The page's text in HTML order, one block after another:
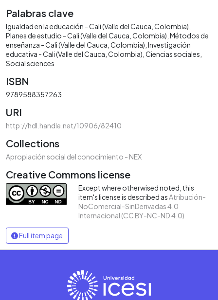
Palabras clave
Igualdad en la educación - Cali (Valle del Cauca, Colombia)
Planes de estudio - Cali (Valle del Cauca, Colombia) Métodos de
enseñanza - Cali (Valle del Cauca, Colombia) Investigación
educativa - Cali (Valle del Cauca, Colombia) Ciencias sociales
Social sciences
ISBN
9789588357263
URI
http://hdl.handle.net/10906/82410
Collections
Apropiación social del conocimiento - NEX
Creative Commons license
Except where otherwised noted, this
item's license is described asAtribución-
NoComercial-SinDerivadas 4.0
Internacional (CC BY-NC-ND 4.0)
Full item page